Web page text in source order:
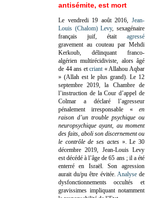
antisémite, est mort
Le vendredi 19 août 2016, Jean-
Louis (Chalom) Levy, sexagénaire
français juif, était agressé
gravement au couteau par Mehdi
Kerkoub, délinquant franco-
algérien multirécidiviste, alors âgé
de 44 ans etcriant « Allahou Aqbar
» (Allah est le plus grand). Le 12
septembre 2019, la Chambre de
l’instruction de la Cour d’appel de
Colmar a déclaré l’agresseur
pénalement irresponsable «en
raison d’un trouble psychique ou
neuropsychique ayant, au moment
des faits, aboli son discernement ou
le contrôle de ses actes». Le 30
décembre 2019, Jean-Louis Levy
est décédé à l’âge de 65 ans ; il a été
enterré en Israël. Son agression
aurait du/pu être évitée. Analysede
dysfonctionnements occultés et
gravissimes impliquant notamment